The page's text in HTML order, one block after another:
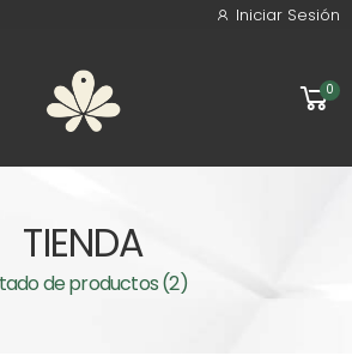
Iniciar Sesión
menu
0
TIENDA
de productos (2)